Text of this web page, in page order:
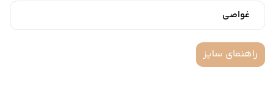
غواصی
راهنمای سایز